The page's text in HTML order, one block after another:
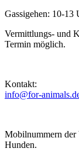
Gassigehen: 10-13
Vermittlungs- und
Termin möglich.
Kontakt:
info@for-
Mobilnummern der
Hunden.